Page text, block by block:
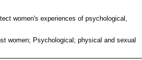
women's experiences of psychological,
women; Psychological; physical and sexual